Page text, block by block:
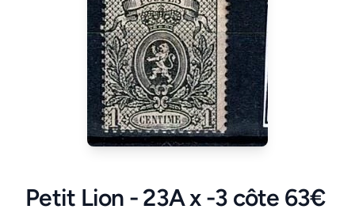
Petit Lion - 23A x -3 côte 63€